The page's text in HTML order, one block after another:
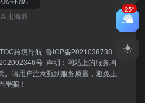
Ai出海派
跨境导航 鲁ICP备2021038738
号 声明：网站上的服务均
。请用户注意甄别服务质量，避免上
受骗！
25°